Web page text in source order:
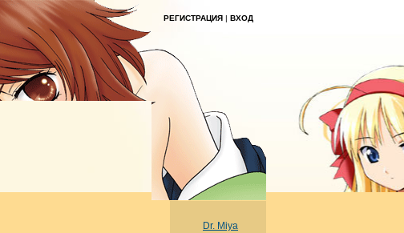
РЕГИСТРАЦИЯ | ВХОД
Dr. Miya